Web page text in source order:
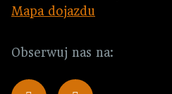
Mapa dojazdu
Obserwuj nas na: